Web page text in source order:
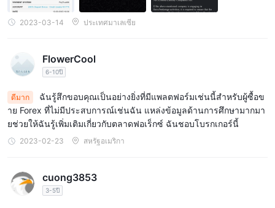
ขายที่หลากหลายพร้อมเงินฝากขั้นต่ำที่ต่ำและตัวเลือกเลเวอเรจสูง
โบรกเกอร์เสนอสินทรัพย์ที่สามารถซื้อขายได้หลากหลาย รวมถึง
ศึกษาและเครื่องมือการซื้อขายที่หลากหลายแก่ลูกค้า อย่างไรก็ตาม สิ่ง
สำคัญคือต้องทราบว่าโบรกเกอร์ไม่ได้ถูกควบคุมโดยหน่วยงานกำกับ
ดูแลที่เข้มงวดของสถาบันการเงิน นอกจากนี้ โบรกเกอร์ยังเรียกเก็บค่า
ธรรมเนียมสำหรับกิจกรรมที่ไม่ใช่การซื้อขายและเสนอทรัพยากร
ทางการศึกษาที่จำกัดเมื่อเทียบกับโบรกเกอร์อื่นๆ
ถาม: คือ TradeFills นายหน้าที่ได้รับการควบคุม？
ตอบ: ไม่ TradeFills ขณะนี้ไม่ได้ถูกควบคุมโดยหน่วยงานกำกับดูแล
2023-03-14 ประเทศมาเลเซีย
FlowerCool
6-10ปี
ดีมาก
ฉันรู้สึกขอบคุณเป็นอย่างยิ่งที่มีแพลตฟอร์มเช่นนี้สำหรับผู้ซื้อข
าย Forex ที่ไม่มีประสบการณ์เช่นฉัน แหล่งข้อมูลด้านการศึกษามากมา
ยช่วยให้ฉันรู้เพิ่มเติมเกี่ยวกับตลาดฟอเร็กซ์ ฉันชอบโบรกเกอร์นี้
2023-02-23 สหรัฐอเมริกา
cuong3853
3-5ปี